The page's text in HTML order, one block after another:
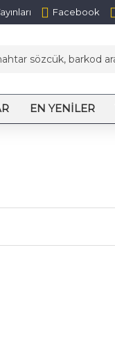
Facebook
EN YENILER